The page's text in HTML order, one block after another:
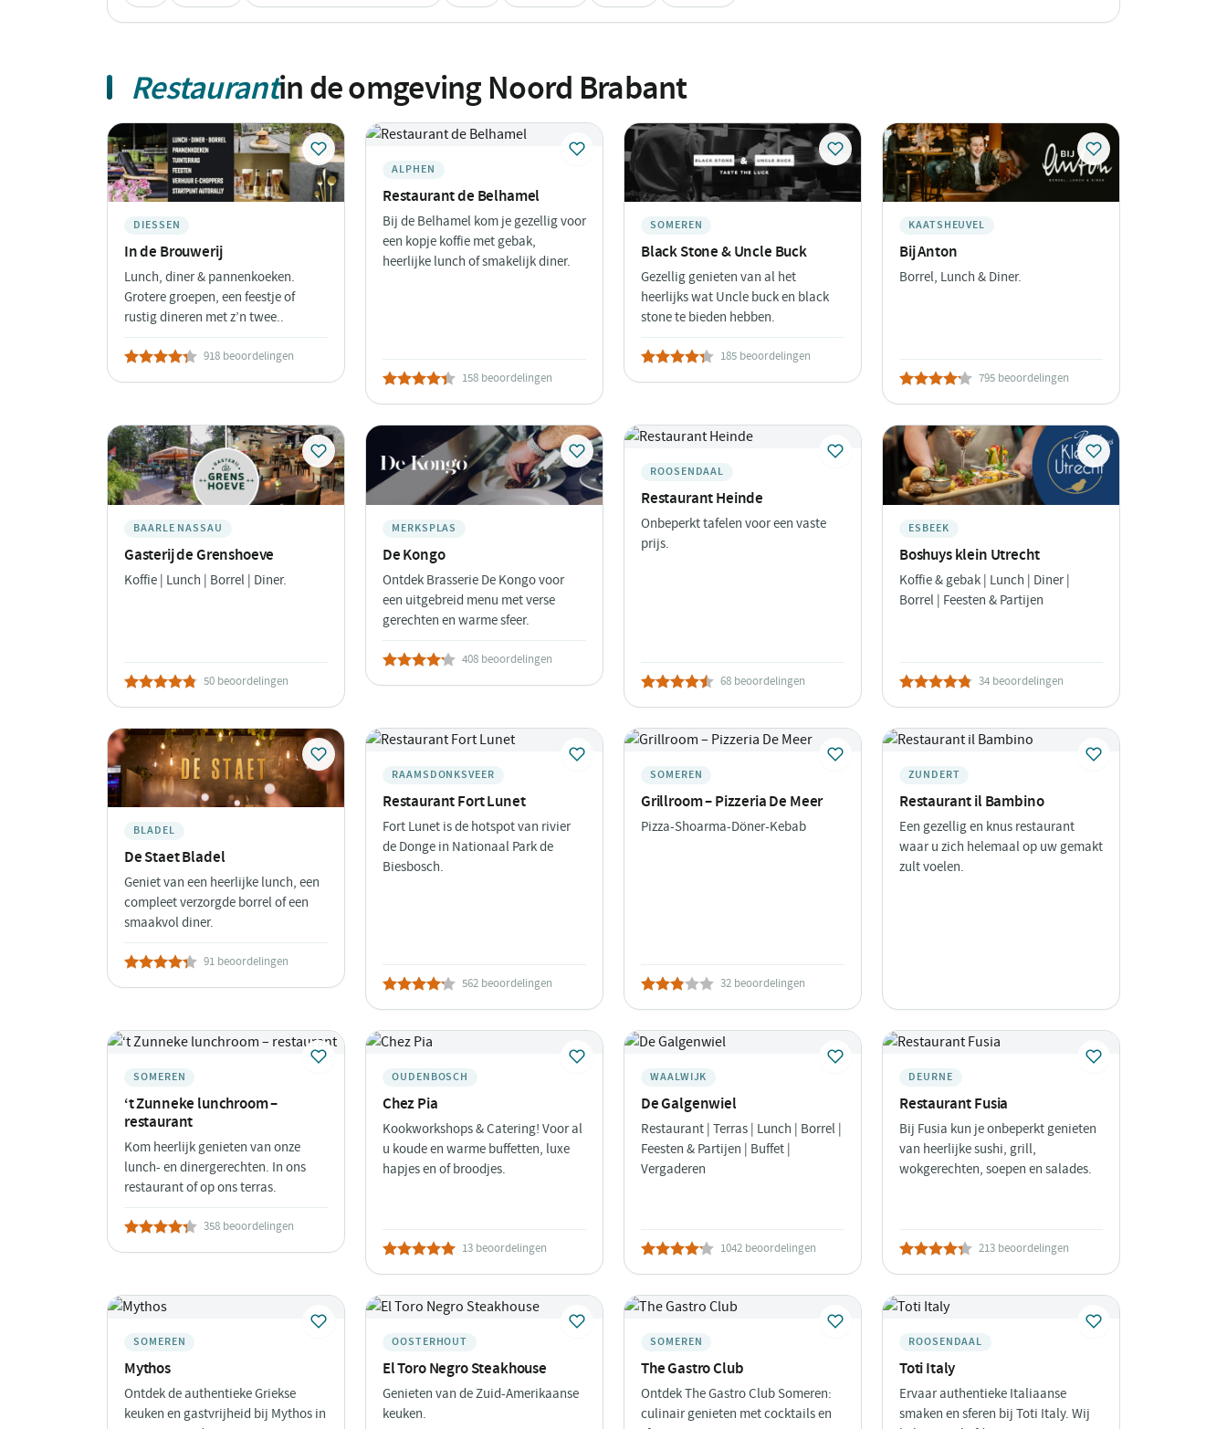
Restaurantin de omgeving Noord Brabant
DIESSEN
In de Brouwerij
Lunch, diner & pannenkoeken.
Grotere groepen, een feestje of
rustig dineren met z’n twee..
918 beoordelingen
ALPHEN
Restaurant de Belhamel
Bij de Belhamel kom je gezellig voor
een kopje koffie met gebak,
heerlijke lunch of smakelijk diner.
158 beoordelingen
SOMEREN
Black Stone & Uncle Buck
Gezellig genieten van al het
heerlijks wat Uncle buck en black
stone te bieden hebben.
185 beoordelingen
KAATSHEUVEL
Bij Anton
Borrel, Lunch & Diner.
795 beoordelingen
BAARLE NASSAU
Gasterij de Grenshoeve
Koffie | Lunch | Borrel | Diner.
50 beoordelingen
MERKSPLAS
De Kongo
Ontdek Brasserie De Kongo voor
een uitgebreid menu met verse
gerechten en warme sfeer.
408 beoordelingen
ROOSENDAAL
Restaurant Heinde
Onbeperkt tafelen voor een vaste
prijs.
68 beoordelingen
ESBEEK
Boshuys klein Utrecht
Koffie & gebak | Lunch | Diner |
Borrel | Feesten & Partijen
34 beoordelingen
BLADEL
De Staet Bladel
Geniet van een heerlijke lunch, een
compleet verzorgde borrel of een
smaakvol diner.
91 beoordelingen
RAAMSDONKSVEER
Restaurant Fort Lunet
Fort Lunet is de hotspot van rivier
de Donge in Nationaal Park de
Biesbosch.
562 beoordelingen
SOMEREN
Grillroom – Pizzeria De Meer
Pizza-Shoarma-Döner-Kebab
32 beoordelingen
ZUNDERT
Restaurant il Bambino
Een gezellig en knus restaurant
waar u zich helemaal op uw gemakt
zult voelen.
SOMEREN
‘t Zunneke lunchroom –
restaurant
Kom heerlijk genieten van onze
lunch- en dinergerechten. In ons
restaurant of op ons terras.
358 beoordelingen
OUDENBOSCH
Chez Pia
Kookworkshops & Catering! Voor al
u koude en warme buffetten, luxe
hapjes en of broodjes.
13 beoordelingen
WAALWIJK
De Galgenwiel
Restaurant | Terras | Lunch | Borrel |
Feesten & Partijen | Buffet |
Vergaderen
1042 beoordelingen
DEURNE
Restaurant Fusia
Bij Fusia kun je onbeperkt genieten
van heerlijke sushi, grill,
wokgerechten, soepen en salades.
213 beoordelingen
SOMEREN
Mythos
Ontdek de authentieke Griekse
keuken en gastvrijheid bij Mythos in
OOSTERHOUT
El Toro Negro Steakhouse
Genieten van de Zuid-Amerikaanse
keuken.
SOMEREN
The Gastro Club
Ontdek The Gastro Club Someren:
culinair genieten met cocktails en
ROOSENDAAL
Toti Italy
Ervaar authentieke Italiaanse
smaken en sferen bij Toti Italy. Wij